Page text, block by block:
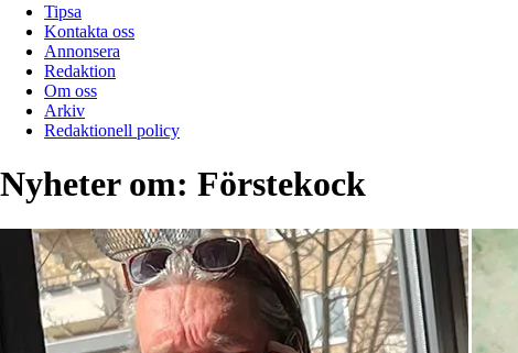
Tipsa
Kontakta oss
Annonsera
Redaktion
Om oss
Arkiv
Redaktionell policy
Nyheter om: Förstekock